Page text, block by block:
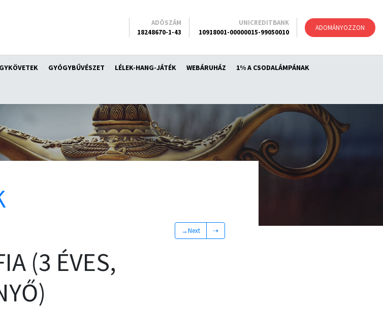
ADOMÁNYOZZON
GYÓGYBŰVÉSZET LÉLEK-HANG-JÁTÉK WEBÁRUHÁZ 1% A CSODALÁMPÁNAK
ADÓSZÁM
18248670-1-43
UNICREDITBANK
10918001-00000015-99050010
→Next ⇢
(3 ÉVES,